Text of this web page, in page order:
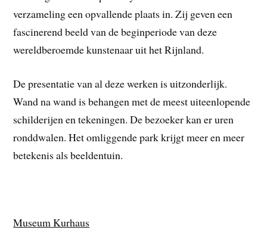
verzameling een opvallende plaats in. Zij geven een
fascinerend beeld van de beginperiode van deze
wereldberoemde kunstenaar uit het Rijnland.
De presentatie van al deze werken is uitzonderlijk.
Wand na wand is behangen met de meest uiteenlopende
schilderijen en tekeningen. De bezoeker kan er uren
ronddwalen. Het omliggende park krijgt meer en meer
betekenis als beeldentuin.
Museum Kurhaus